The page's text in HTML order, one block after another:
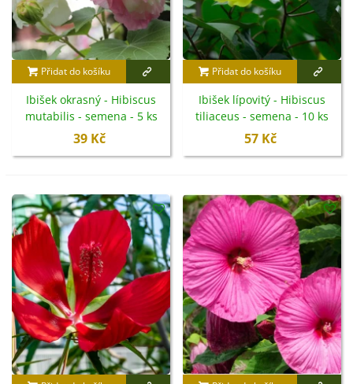
Přidat do košíku
Ibišek okrasný - Hibiscus
mutabilis - semena - 5 ks
39 Kč
Přidat do košíku
Ibišek lípovitý - Hibiscus
tiliaceus - semena - 10 ks
57 Kč